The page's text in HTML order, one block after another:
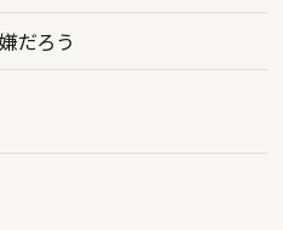
だろう